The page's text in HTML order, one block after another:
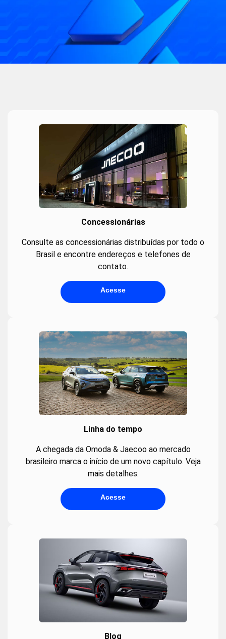
Concessionárias
Consulte as concessionárias distribuídas por todo o
Brasil e encontre endereços e telefones de
contato.
Acesse
Linha do tempo
A chegada da Omoda & Jaecoo ao mercado
brasileiro marca o início de um novo capítulo. Veja
mais detalhes.
Acesse
Blog